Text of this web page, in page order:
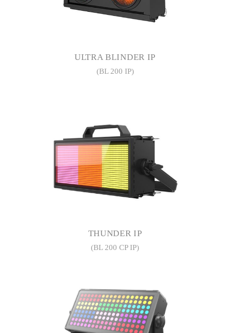
ULTRA BLINDER IP
(BL 200 IP)
THUNDER IP
(BL 200 CP IP)